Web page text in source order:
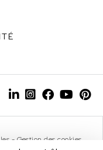
- Gestion des cookies